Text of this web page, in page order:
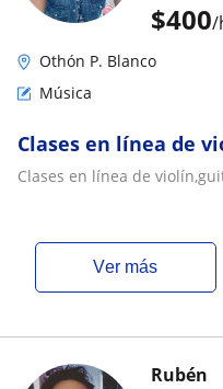
$400/
Othón P. Blanco
Música
Clases en línea de
Clases en línea de
ver más
Rubén